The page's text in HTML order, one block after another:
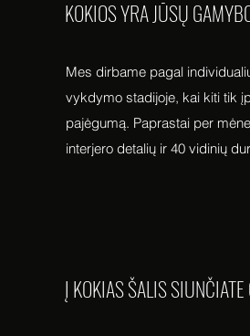
KOKIOS YRA JŪSŲ
Mes dirbame pagal
vykdymo stadijoje, kai kiti tik
pajėgumą. Paprastai per
interjero detalių ir 40 vidinių
Į KOKIAS ŠALIS